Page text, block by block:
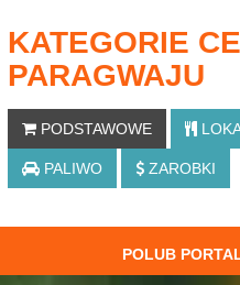
KATEGORIE
PARAGWAJU
PODSTAWOWE
PALIWO ZAROBKI
POLUB